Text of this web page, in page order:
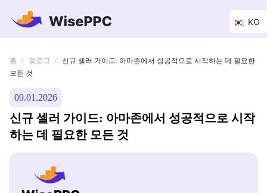
KO
홈 / 블로그 /
신규 셀러 가이드: 아마존에서 성공적으로 시작하는 데 필요한
모든 것
09.01.2026
신규 셀러 가이드: 아마존에서 성공적으로 시작
하는 데 필요한 모든 것